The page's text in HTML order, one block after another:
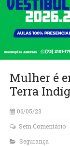
Mulher é
Terra
06/05/23
Sem Comentário
Segurança